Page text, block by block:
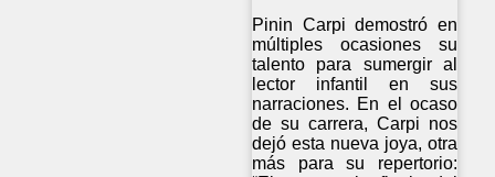
Pinin Carpi demostró en
múltiples ocasiones su
talento para sumergir al
lector infantil en sus
narraciones. En el ocaso
de su carrera, Carpi nos
dejó esta nueva joya, otra
más para su repertorio: